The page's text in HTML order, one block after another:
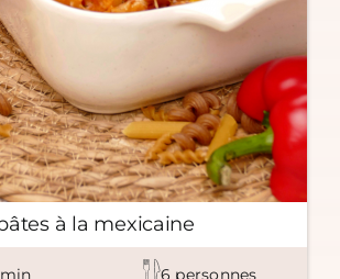
à la mexicaine
min 6 personnes